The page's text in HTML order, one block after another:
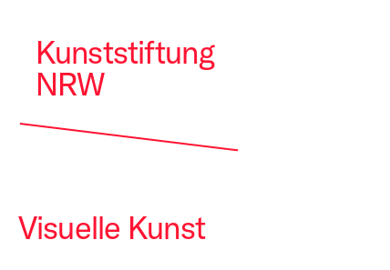
Kunststiftung
NRW
Visuelle Kunst